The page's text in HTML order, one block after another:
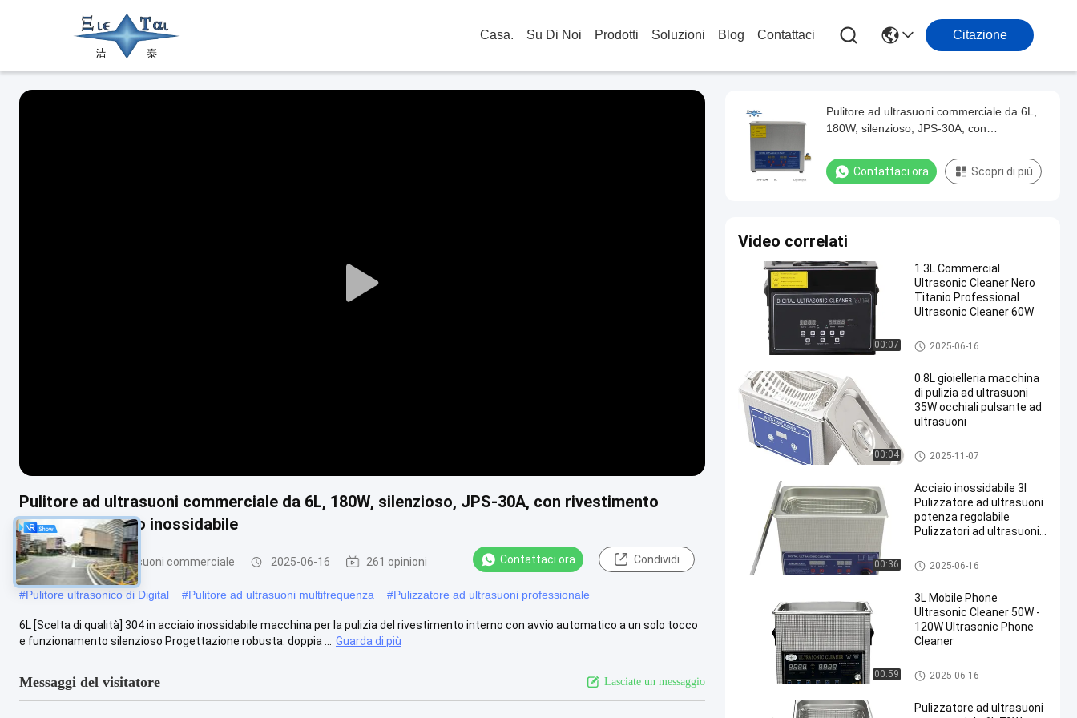
Casa. Su Di Noi Prodotti Soluzioni Blog Contattaci Citazione
Play
Pulitore ad ultrasuoni commerciale da 6L, 180W, silenzioso, JPS-30A, con rivestimento
interno in acciaio inossidabile
Pulizzatore ad ultrasuoni commerciale 2025-06-16 261 opinioni Contattaci ora Condividi
#Pulitore ultrasonico di Digital #Pulitore ad ultrasuoni multifrequenza #Pulizzatore ad ultrasuoni professionale
6L [Scelta di qualità] 304 in acciaio inossidabile macchina per la pulizia del rivestimento interno con avvio automatico a un solo tocco
e funzionamento silenzioso Progettazione robusta: doppia ...
Guarda di più
Messaggi del visitatore Lasciate un messaggio
Pulitore ad ultrasuoni commerciale da 6L,
180W, silenzioso, JPS-30A, con
Contattaci ora Scopri di più
Video correlati
00:07
1.3L Commercial
Ultrasonic Cleaner Nero
Titanio Professional
Ultrasonic Cleaner 60W
Pulizzatore ad ultrasuoni com
merciale
2025-06-16
00:04
0.8L gioielleria macchina
di pulizia ad ultrasuoni
35W occhiali pulsante ad
ultrasuoni
Pulizzatore ad ultrasuoni com
merciale
2025-11-07
00:36
Acciaio inossidabile 3l
Pulizzatore ad ultrasuoni
potenza regolabile
Pulizzatori ad ultrasuoni
Pulizzatore ad ultrasuoni com
merciale
2025-06-16
00:59
3L Mobile Phone
Ultrasonic Cleaner 50W -
120W Ultrasonic Phone
Cleaner
Pulizzatore ad ultrasuoni com
merciale
2025-06-16
Pulizzatore ad ultrasuoni